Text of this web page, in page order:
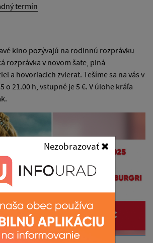
Nezobrazovať
termín
kino pozývajú na rodinnú rozprávku
rozprávka v novom šate, plná
a hovoriacich zvierat. Tešíme sa na vás v
o 21.00 h, vstupné je 5 €. V úlohe kráľa